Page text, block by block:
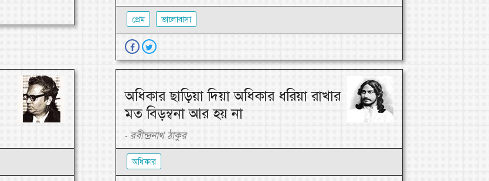
প্রেম ভালোবাসা
অধিকার ছাড়িয়া দিয়া অধিকার ধরিয়া রাখার
মত বিড়ম্বনা আর হয় না
- রবীন্দ্রনাথ ঠাকুর
অধিকার